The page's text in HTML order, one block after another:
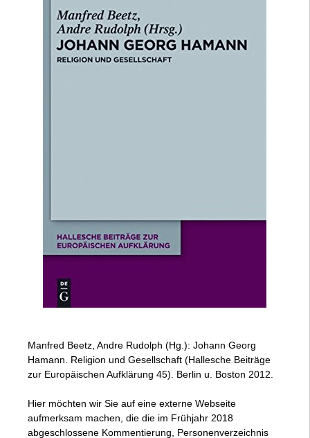
Manfred Beetz, Andre Rudolph (Hg.): Johann Georg
Hamann. Religion und Gesellschaft (Hallesche Beiträge
zur Europäischen Aufklärung 45). Berlin u. Boston 2012.
Hier möchten wir Sie auf eine externe Webseite
aufmerksam machen, die die im Frühjahr 2018
abgeschlossene Kommentierung, Personenverzeichnis